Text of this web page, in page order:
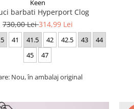
Keen
barbati Hyperport Clog
730,00 Lei314,99 Lei
41 41.5 42 42.5 43
44
45
47
Nou, în ambalaj original